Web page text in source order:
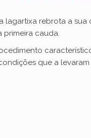
lagartixa rebrota a
primeira cauda.
que a